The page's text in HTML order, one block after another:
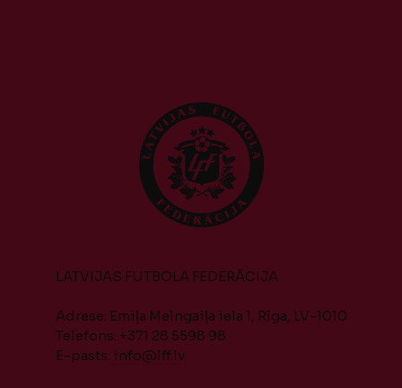
LATVIJAS FUTBOLA FEDERĀCIJA
Adrese: Emiļa Melngaiļa iela 1, Rīga, LV-1010
Telefons: +371 28 5598 98
E-pasts: info@lff.lv